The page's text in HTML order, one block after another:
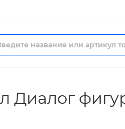
Диалог